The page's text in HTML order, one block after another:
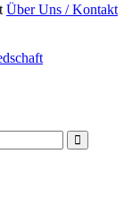
Über Uns / Kontakt